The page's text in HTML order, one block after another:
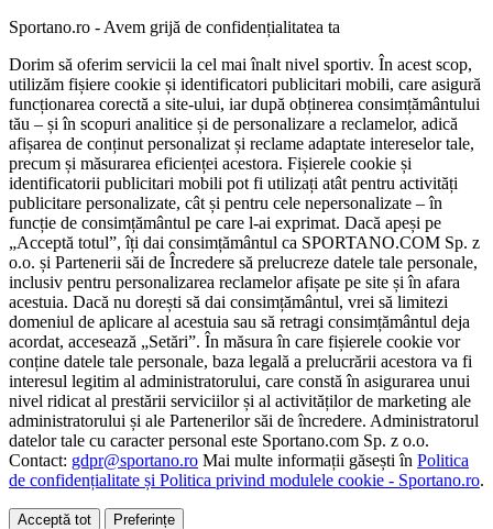
Sportano.ro - Avem grijă de confidențialitatea ta
Dorim să oferim servicii la cel mai înalt nivel sportiv. În acest scop,
utilizăm fișiere cookie și identificatori publicitari mobili, care asigură
funcționarea corectă a site-ului, iar după obținerea consimțământului
tău – și în scopuri analitice și de personalizare a reclamelor, adică
afișarea de conținut personalizat și reclame adaptate intereselor tale,
precum și măsurarea eficienței acestora. Fișierele cookie și
identificatorii publicitari mobili pot fi utilizați atât pentru activități
publicitare personalizate, cât și pentru cele nepersonalizate – în
funcție de consimțământul pe care l-ai exprimat. Dacă apeși pe
„Acceptă totul”, îți dai consimțământul ca SPORTANO.COM Sp. z
o.o. și Partenerii săi de Încredere să prelucreze datele tale personale,
inclusiv pentru personalizarea reclamelor afișate pe site și în afara
acestuia. Dacă nu dorești să dai consimțământul, vrei să limitezi
domeniul de aplicare al acestuia sau să retragi consimțământul deja
acordat, accesează „Setări”. În măsura în care fișierele cookie vor
conține datele tale personale, baza legală a prelucrării acestora va fi
interesul legitim al administratorului, care constă în asigurarea unui
nivel ridicat al prestării serviciilor și al activităților de marketing ale
administratorului și ale Partenerilor săi de încredere. Administratorul
datelor tale cu caracter personal este Sportano.com Sp. z o.o.
Contact: gdpr@sportano.ro Mai multe informații găsești în Politica
de confidențialitate și Politica privind modulele cookie - Sportano.ro.
Acceptă tot Preferințe